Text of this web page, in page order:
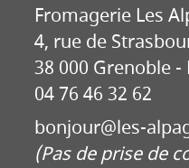
Fromagerie Les
4, rue de
38 000 Grenoble -
04 76 46 32 62
bonjour@les-
(Pas de prise de